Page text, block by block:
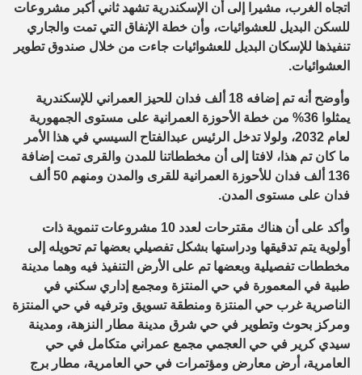
اتجاه الغرب، مشيرا إلى أن الإسكندرية تشهد ثاني أكبر مشروعات
للسكن البديل للعشوائيات، وأن خطة الإنفاق التي تمت والجاري
تنفيذها للإسكان البديل للعشوائيات جاءت من خلال صندوق تطوير
العشوائيات.
وأوضح أنه تم إضافه 18 ألف فدان للحيز العمراني للإسكندرية
يمثلوا 36% من خطة الأحوزة العمرانية على مستوى الجمهورية
لعام 2032، ولولا تدخل الرئيس عبدالفتاح السيسي في هذا الأمر
ما كان تم هذا، لافتا إلى أن مخططاتنا للمدن والقرى تمت إضافة
136 ألف فدان للأحوزة العمرانية للقرى والمدن ومنهم 50 ألف
فدان على مستوى المدن.
وأكد على أن هناك مقترحات لعدد 10 مشروعات تنموية ذات
أولوية يتم تدقيقها ودراستها بشكل تفصيلي بعضها تم تحويله إلى
مخططات تفصيلية وبعضها تم على الأرض التنفيذ فيه وهما مدينة
طبية في المعمورة في حي المنتزة ومجمع إداري سكني في
الناصرية غرب حي المنتزة ومنطقة تسويق وترفيه في حي المنتزة
ومركز بحوث وتطوير في حي شرق مدينة مطار النزهة، ومدينة
سيدي كرير في حي العجمي مجمع عمراني متكامل في حي
العامرية، أرض معارض ومؤتمرات في حي العامرية، مطار برج